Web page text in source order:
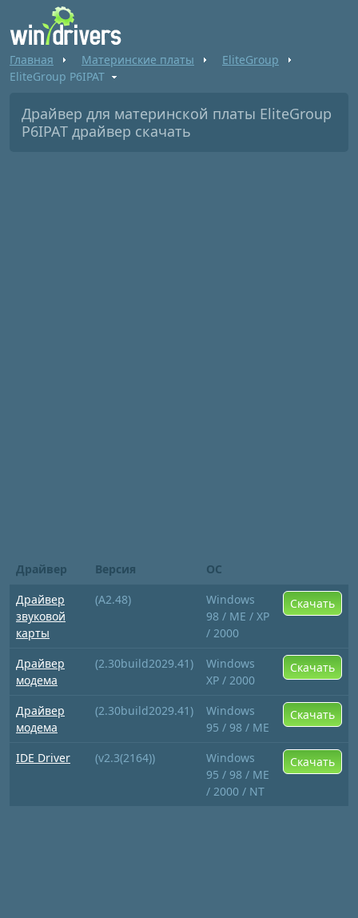
Главная Материнские платы
EliteGroup
EliteGroup P6IPAT
Драйвер для материнской платы EliteGroup
P6IPAT драйвер скачать
Драйвер Версия
ОС
Драйвер
звуковой
карты
(A2.48)
Windows
98 / ME / XP
/ 2000
Скачать
Драйвер
модема
(2.30build2029.41)
Windows
XP / 2000
Скачать
Драйвер
модема
(2.30build2029.41)
Windows
95 / 98 / ME
Скачать
IDE Driver (v2.3(2164))
Windows
95 / 98 / ME
/ 2000 / NT
Скачать